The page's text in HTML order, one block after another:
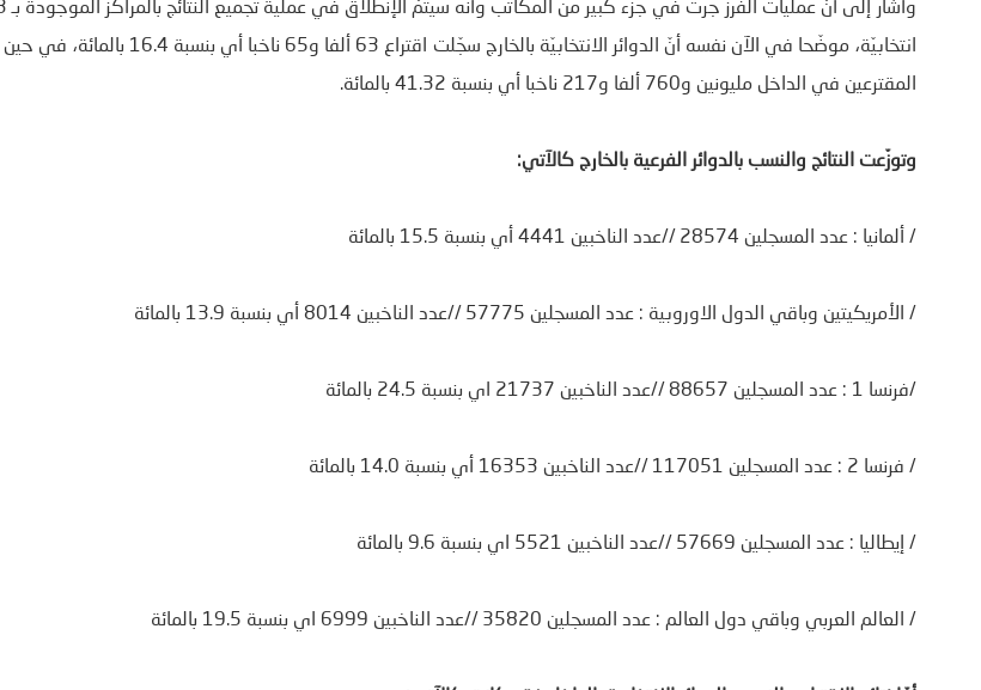
انتخابيّة، موضّحا في الآن نفسه أنّ الدوائر الانتخابيّة بالخارج سجّلت اقتراع 63 ألفا و65
المقترعين في الداخل مليونين و760 ألفا و217 ناخبا أي بنسبة 41.32 بالمائة.
وتوزّعت النتائج والنسب بالدوائر الفرعية بالخارج كالآتي:
/ ألمانيا : عدد المسجلين 28574 //عدد الناخبين 4441 أي بنسبة 15.5 بالمائة
/ الأمريكيتين وباقي الدول الاوروبية : عدد المسجلين 57775 //عدد الناخبين 8014 أي بنسبة 13.9 بالمائة
/فرنسا 1 : عدد المسجلين 88657 //عدد الناخبين 21737 اي بنسبة 24.5 بالمائة
/ فرنسا 2 : عدد المسجلين 117051 //عدد الناخبين 16353 أي بنسبة 14.0 بالمائة
/ إيطاليا : عدد المسجلين 57669 //عدد الناخبين 5521 اي بنسبة 9.6 بالمائة
/ العالم العربي وباقي دول العالم : عدد المسجلين 35820 //عدد الناخبين 6999 اي بنسبة 19.5 بالمائة